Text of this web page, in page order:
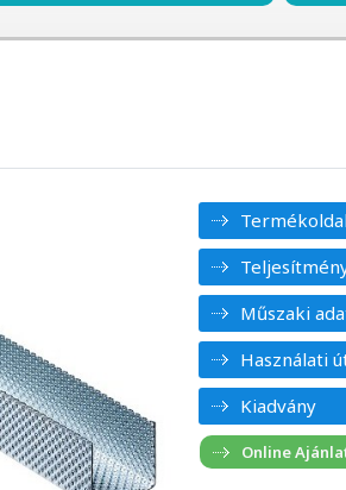
Termékoldal
Műszaki
Használati
Kiadvány